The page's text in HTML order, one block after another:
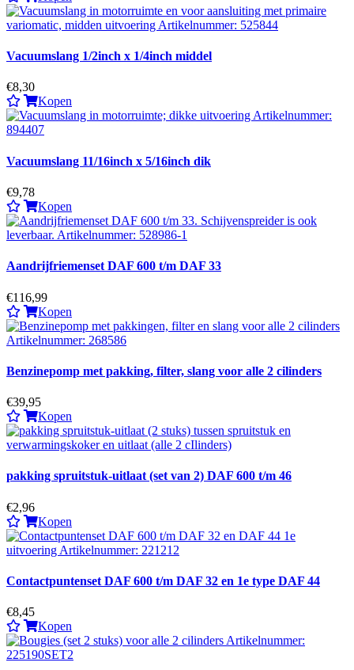
Vacuumslang 1/2inch x 1/4inch middel
€8,30
Kopen
Vacuumslang 11/16inch x 5/16inch dik
€9,78
Kopen
Aandrijfriemenset DAF 600 t/m DAF 33
€116,99
Kopen
Benzinepomp met pakking, filter, slang voor alle 2 cilinders
€39,95
Kopen
pakking spruitstuk-uitlaat (set van 2) DAF 600 t/m 46
€2,96
Kopen
Contactpuntenset DAF 600 t/m DAF 32 en 1e type DAF 44
€8,45
Kopen